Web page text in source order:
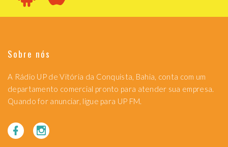
Sobre nós
A Rádio UP de Vitória da Conquista, Bahia, conta com um
departamento comercial pronto para atender sua empresa.
Quando for anunciar, ligue para UP FM.